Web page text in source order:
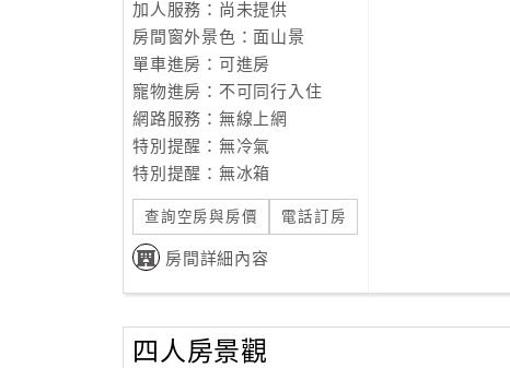
加人服務：尚未提供
房間窗外景色：面山景
單車進房：可進房
寵物進房：不可同行入住
網路服務：無線上網
特別提醒：無冷氣
特別提醒：無冰箱
查詢空房與房價 電話訂房
房間詳細內容
四人房景觀